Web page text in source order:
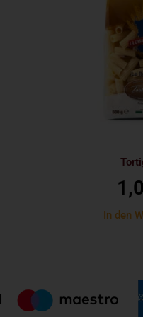
In den